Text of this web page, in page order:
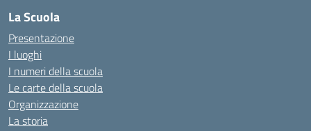
La Scuola
Presentazione
I luoghi
I numeri della scuola
Le carte della scuola
Organizzazione
La storia